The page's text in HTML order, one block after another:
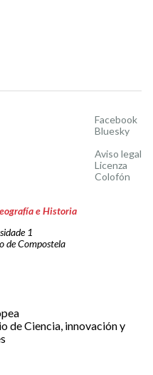
Facebook
Bluesky
Aviso legal
Licenza
Colofón
e Historia
1
de Compostela